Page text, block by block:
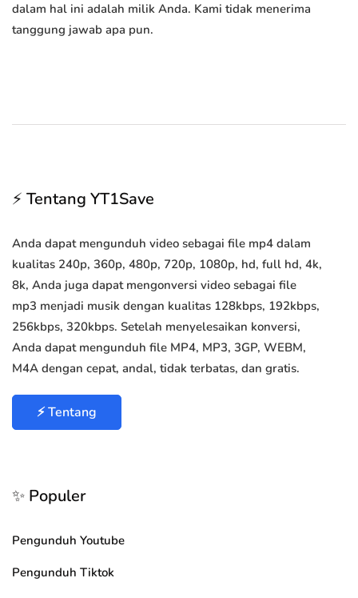
dalam hal ini adalah milik Anda. Kami tidak menerima
tanggung jawab apa pun.
⚡ Tentang YT1Save
Anda dapat mengunduh video sebagai file mp4 dalam
kualitas 240p, 360p, 480p, 720p, 1080p, hd, full hd, 4k,
8k, Anda juga dapat mengonversi video sebagai file
mp3 menjadi musik dengan kualitas 128kbps, 192kbps,
256kbps, 320kbps. Setelah menyelesaikan konversi,
Anda dapat mengunduh file MP4, MP3, 3GP, WEBM,
M4A dengan cepat, andal, tidak terbatas, dan gratis.
⚡ Tentang
✨ Populer
Pengunduh Youtube
Pengunduh Tiktok